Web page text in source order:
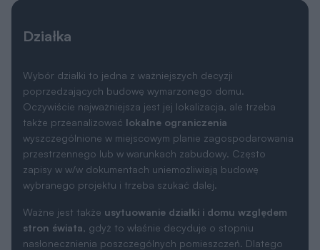
Działka
Wybór działki to jedna z ważniejszych decyzji
poprzedzających budowę wymarzonego domu.
Oczywiście najważniejsza jest jej lokalizacja, ale trzeba
także przeanalizować lokalne ograniczenia
wyszczególnione w miejscowym planie zagospodarowania
przestrzennego lub w warunkach zabudowy. Często
zapisy w w/w dokumentach uniemożliwiają budowę
wybranego projektu i trzeba szukać dalej.
Ważne jest także usytuowanie działki i domu względem
stron świata, gdyż to właśnie decyduje o stopniu
nasłonecznienia poszczególnych pomieszczeń. Dlatego